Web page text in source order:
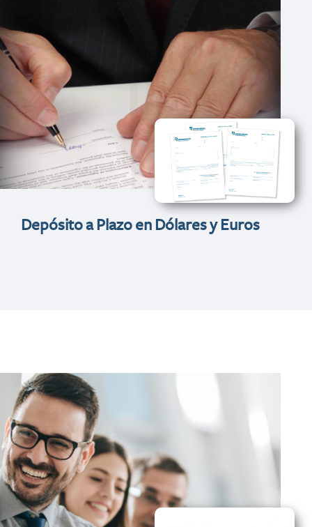
Depósito a Plazo en Dólares y Euros